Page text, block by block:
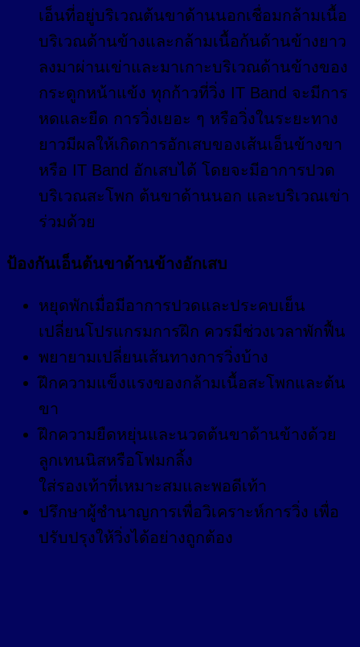
เอ็นที่อยู่บริเวณต้นขาด้านนอกเชื่อมกล้ามเนื้อ
บริเวณด้านข้างและกล้ามเนื้อก้นด้านข้างยาว
ลงมาผ่านเข่าและมาเกาะบริเวณด้านข้างของ
กระดูกหน้าแข้ง ทุกก้าวที่วิ่ง IT Band จะมีการ
หดและยืด การวิ่งเยอะ ๆ หรือวิ่งในระยะทาง
ยาวมีผลให้เกิดการอักเสบของเส้นเอ็นข้างขา
หรือ IT Band อักเสบได้ โดยจะมีอาการปวด
บริเวณสะโพก ต้นขาด้านนอก และบริเวณเข่า
ร่วมด้วย
ป้องกันเอ็นต้นขาด้านข้างอักเสบ
หยุดพักเมื่อมีอาการปวดและประคบเย็น
เปลี่ยนโปรแกรมการฝึก ควรมีช่วงเวลาพักฟื้น
พยายามเปลี่ยนเส้นทางการวิ่งบ้าง
ฝึกความแข็งแรงของกล้ามเนื้อสะโพกและต้น
ขา
ฝึกความยืดหยุ่นและนวดต้นขาด้านข้างด้วย
ลูกเทนนิสหรือโฟมกลิ้ง
ใส่รองเท้าที่เหมาะสมและพอดีเท้า
ปรึกษาผู้ชำนาญการเพื่อวิเคราะห์การวิ่ง เพื่อ
ปรับปรุงให้วิ่งได้อย่างถูกต้อง